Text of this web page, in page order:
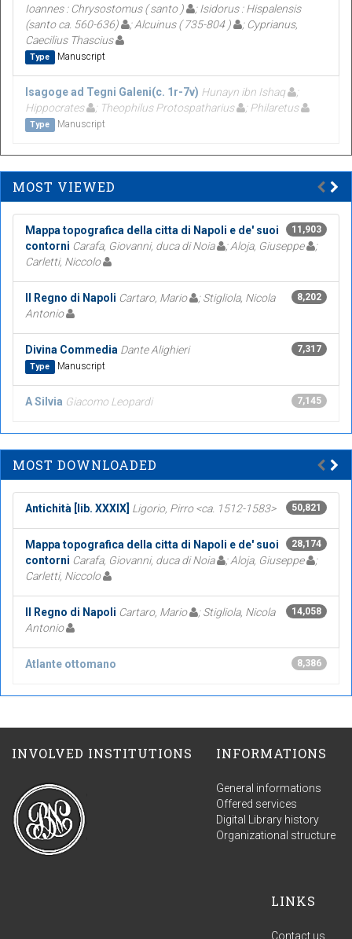
Ioannes : Chrysostomus ( santo )
; Isidorus : Hispalensis
(santo ca. 560-636)
; Alcuinus ( 735-804 )
; Cyprianus,
Caecilius Thascius
Type Manuscript
Isagoge ad Tegni Galeni(c. 1r-7v) Hunayn ibn Ishaq
Hippocrates
; Theophilus Protospatharius ; Philaretus
Type Manuscript
MOST VIEWED
11,903
Mappa topografica della citta di Napoli e de' suoi
contorni Carafa, Giovanni, duca di Noia ; Aloja, Giuseppe
;
Carletti, Niccolo
8,202
Il Regno di Napoli Cartaro, Mario
; Stigliola, Nicola
Antonio
7,317
Divina Commedia Dante Alighieri
Type Manuscript
7,145
A Silvia Giacomo Leopardi
MOST DOWNLOADED
50,821
Antichità [lib. XXXIX] Ligorio, Pirro <ca. 1512-1583>
28,174
Mappa topografica della citta di Napoli e de' suoi
contorni Carafa, Giovanni, duca di Noia ; Aloja, Giuseppe
;
Carletti, Niccolo
14,058
Il Regno di Napoli Cartaro, Mario
; Stigliola, Nicola
Antonio
8,386
Atlante ottomano
INVOLVED INSTITUTIONS INFORMATIONS
General informations
Offered services
Digital Library history
Organizational structure
LINKS
Contact us